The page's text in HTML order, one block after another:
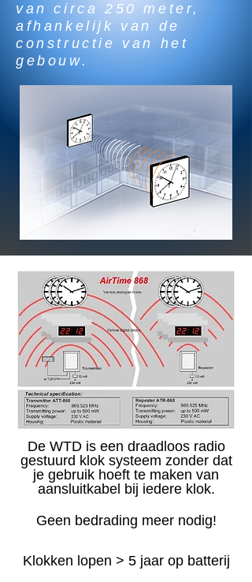
van circa 250 meter,
afhankelijk van de
constructie van het
gebouw.
De WTD is een draadloos radio
gestuurd klok systeem zonder dat
je gebruik hoeft te maken van
aansluitkabel bij iedere klok.
Geen bedrading meer nodig!
Klokken lopen > 5 jaar op batterij